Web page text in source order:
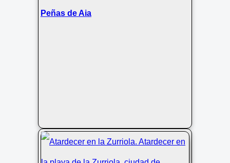
Peñas de Aia